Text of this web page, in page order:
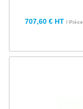
707,60 € HT / Pièce